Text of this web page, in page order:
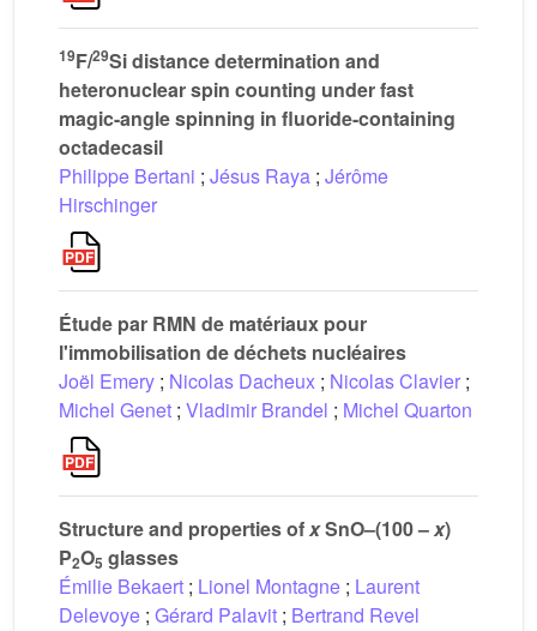
19F/29Si distance determination and
heteronuclear spin counting under fast
magic-angle spinning in fluoride-containing
octadecasil
Philippe Bertani ; Jésus Raya ; Jérôme
Hirschinger
Étude par RMN de matériaux pour
l'immobilisation de déchets nucléaires
Joël Emery ; Nicolas Dacheux ; Nicolas Clavier ;
Michel Genet ; Vladimir Brandel ; Michel Quarton
Structure and properties ofxSnO–(100 –x)
P2O5 glasses
Émilie Bekaert ; Lionel Montagne ; Laurent
Delevoye ; Gérard Palavit ; Bertrand Revel